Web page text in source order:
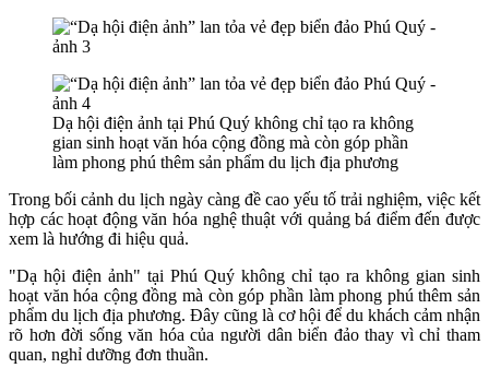
Dạ hội điện ảnh tại Phú Quý không chỉ tạo ra không
gian sinh hoạt văn hóa cộng đồng mà còn góp phần
làm phong phú thêm sản phẩm du lịch địa phương
Trong bối cảnh du lịch ngày càng đề cao yếu tố trải nghiệm, việc kết
hợp các hoạt động văn hóa nghệ thuật với quảng bá điểm đến được
xem là hướng đi hiệu quả.
"Dạ hội điện ảnh" tại Phú Quý không chỉ tạo ra không gian sinh
hoạt văn hóa cộng đồng mà còn góp phần làm phong phú thêm sản
phẩm du lịch địa phương. Đây cũng là cơ hội để du khách cảm nhận
rõ hơn đời sống văn hóa của người dân biển đảo thay vì chỉ tham
quan, nghỉ dưỡng đơn thuần.